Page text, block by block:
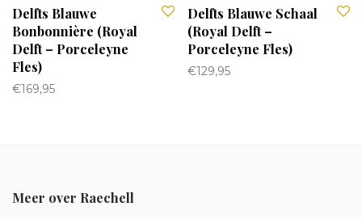
Delfts Blauwe
Bonbonnière (Royal
Delft – Porceleyne
Fles)
€169,95
Delfts Blauwe Schaal
(Royal Delft –
Porceleyne Fles)
€129,95
Meer over Raechell